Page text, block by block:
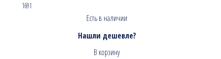
1691
Есть в наличии
Нашли дешевле?
В корзину